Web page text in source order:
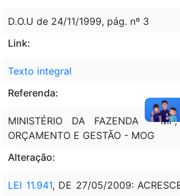
D.O.U de 24/11/1999, pág. nº 3
Link:
Texto integral
Referenda:
MINISTÉRIO DA FAZENDA -
ORÇAMENTO E GESTÃO - MOG
Alteração:
LEI 11.941, DE 27/05/2009: